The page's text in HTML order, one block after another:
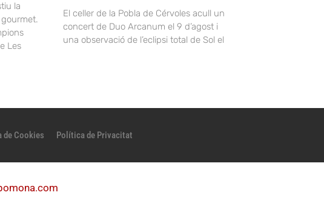
la
Les
El celler de la Pobla de Cérvoles acull un
concert de Duo Arcanum el 9 d’agost i
una observació de l’eclipsi total de Sol el
de Cookies Política de Privacitat